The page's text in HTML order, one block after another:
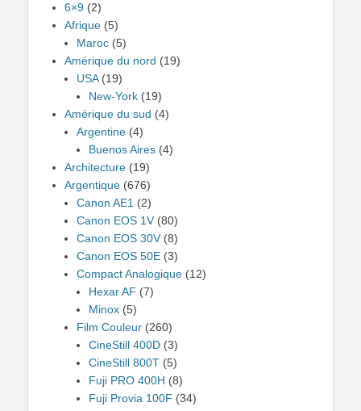
6×9 (2)
Afrique (5)
Maroc (5)
Amérique du nord (19)
USA(19)
New-York (19)
Amérique du sud (4)
Argentine (4)
Buenos Aires (4)
Architecture (19)
Argentique (676)
Canon AE1 (2)
Canon EOS 1V (80)
Canon EOS 30V (8)
Canon EOS 50E (3)
Compact Analogique (12)
Hexar AF (7)
Minox (5)
Film Couleur (260)
CineStill 400D (3)
CineStill 800T (5)
Fuji PRO 400H (8)
Fuji Provia 100F (34)